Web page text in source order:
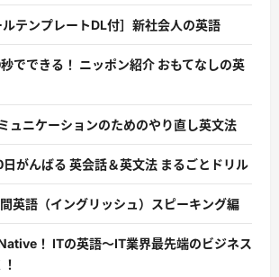
ルテンプレートDL付］新社会人の英語
秒でできる！ ニッポン紹介 おもてなしの英
ュニケーションのためのやり直し英文法
日がんばる 英会話＆英文法 まるごとドリル
間英語（イングリッシュ）スピーキング編
！ ITの英語〜IT業界最先端のビジネス